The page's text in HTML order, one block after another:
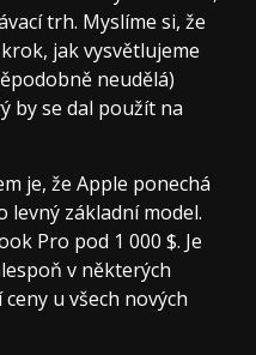
trh. Myslíme si, že
jak vysvětlujeme
neudělá)
by se dal použít na
je, že Apple ponechá
levný základní model.
Pro pod 1 000 $. Je
v některých
u všech nových